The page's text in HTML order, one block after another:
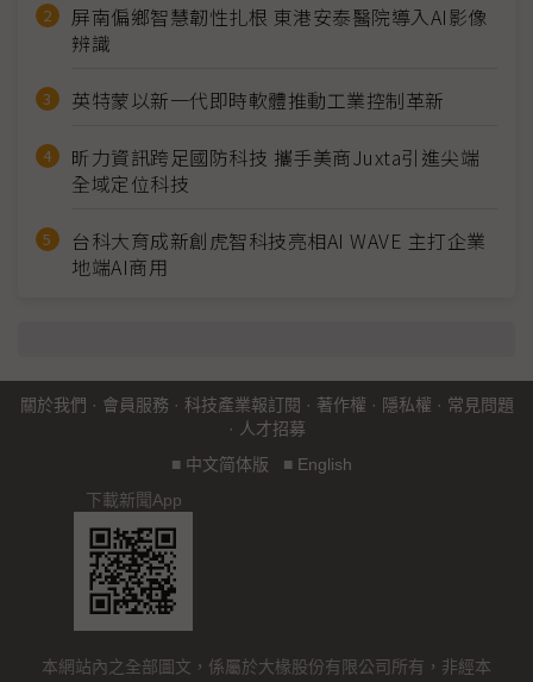
屏南偏鄉智慧韌性扎根 東港安泰醫院導入AI影像
辨識
英特蒙以新一代即時軟體推動工業控制革新
昕力資訊跨足國防科技 攜手美商Juxta引進尖端
全域定位科技
台科大育成新創虎智科技亮相AI WAVE 主打企業
地端AI商用
關於我們 · 會員服務 · 科技產業報訂閱 · 著作權 · 隱私權 · 常見問題
· 人才招募
■ 中文简体版 ■ English
下載新聞App
本網站內之全部圖文，係屬於大椽股份有限公司所有，非經本